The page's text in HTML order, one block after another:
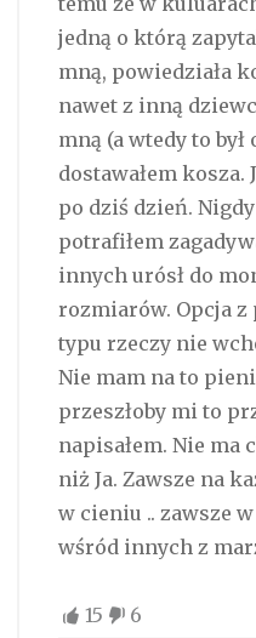
jedną o którą
mną, powiedziała
nawet z inną
mną (a wtedy to był
dostawałem
po dziś dzień.
potrafiłem
innych urósł do
rozmiarów. Opcja
typu rzeczy nie
Nie mam na to
przeszłoby mi to
napisałem. Nie ma
niż Ja. Zawsze na
w cieniu .. zawsze
wśród innych z
15 6